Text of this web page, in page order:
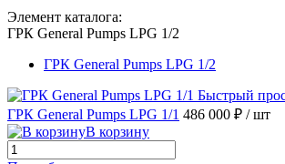
Элемент каталога:
ГРК General Pumps LPG 1/2
ГРК General Pumps LPG 1/2
Быстрый
ГРК General Pumps LPG 1/1 486 000 ₽ / шт
В корзину